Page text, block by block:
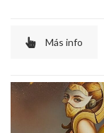
Más info